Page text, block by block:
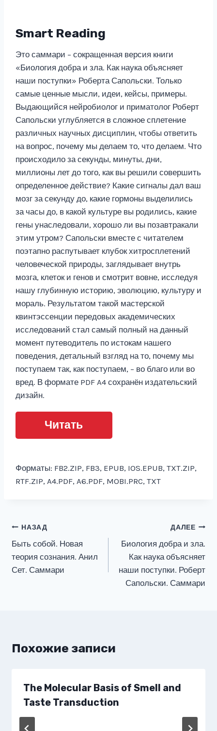
Smart Reading
Это саммари – сокращенная версия книги
«Биология добра и зла. Как наука объясняет
наши поступки» Роберта Сапольски. Только
самые ценные мысли, идеи, кейсы, примеры.
Выдающийся нейробиолог и приматолог Роберт
Сапольски углубляется в сложное сплетение
различных научных дисциплин, чтобы ответить
на вопрос, почему мы делаем то, что делаем. Что
происходило за секунды, минуты, дни,
миллионы лет до того, как вы решили совершить
определенное действие? Какие сигналы дал ваш
мозг за секунду до, какие гормоны выделились
за часы до, в какой культуре вы родились, какие
гены унаследовали, хорошо ли вы позавтракали
этим утром? Сапольски вместе с читателем
поэтапно распутывает клубок хитросплетений
человеческой природы, заглядывает внутрь
мозга, клеток и генов и смотрит вовне, исследуя
нашу глубинную историю, эволюцию, культуру и
мораль. Результатом такой мастерской
квинтэссенции передовых академических
исследований стал самый полный на данный
момент путеводитель по истокам нашего
поведения, детальный взгляд на то, почему мы
поступаем так, как поступаем, – во благо или во
вред. В формате PDF A4 сохранён издательский
дизайн.
Читать
Форматы: FB2.ZIP, FB3, EPUB, IOS.EPUB, TXT.ZIP,
RTF.ZIP, A4.PDF, A6.PDF, MOBI.PRC, TXT
Навигация
по
записям
НАЗАД
Быть собой. Новая
теория сознания. Анил
Сет. Саммари
ДАЛЕЕ
Биология добра и зла.
Как наука объясняет
наши поступки. Роберт
Сапольски. Саммари
Похожие записи
The Molecular Basis of Smell and
Taste Transduction